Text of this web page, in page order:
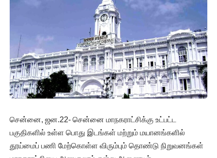
சென்னை, ஜன.22- சென்னை மாநகராட்சிக்கு உட்பட்ட
பகுதிகளில் உள்ள பொது இடங்கள் மற்றும் மயானங்களில்
தூய்மைப் பணி மேற்கொள்ள விரும்பும் தொண்டு நிறுவனங்கள்